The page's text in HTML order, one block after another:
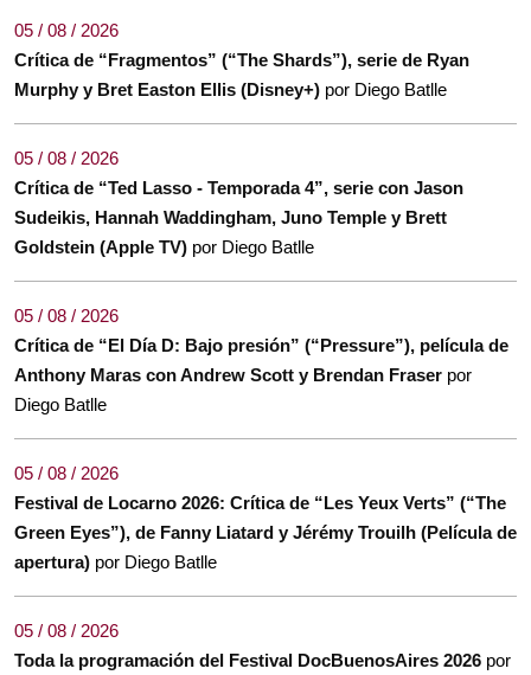
05 / 08 / 2026
Crítica de “Fragmentos” (“The Shards”), serie de Ryan
Murphy y Bret Easton Ellis (Disney+) por Diego Batlle
05 / 08 / 2026
Crítica de “Ted Lasso - Temporada 4”, serie con Jason
Sudeikis, Hannah Waddingham, Juno Temple y Brett
Goldstein (Apple TV) por Diego Batlle
05 / 08 / 2026
Crítica de “El Día D: Bajo presión” (“Pressure”), película de
Anthony Maras con Andrew Scott y Brendan Fraser por
Diego Batlle
05 / 08 / 2026
Festival de Locarno 2026: Crítica de “Les Yeux Verts” (“The
Green Eyes”), de Fanny Liatard y Jérémy Trouilh (Película de
apertura) por Diego Batlle
05 / 08 / 2026
Toda la programación del Festival DocBuenosAires 2026 por